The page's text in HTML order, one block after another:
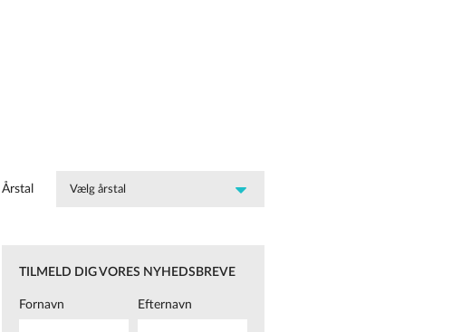
Årstal
TILMELD DIG VORES NYHEDSBREVE
Fornavn Efternavn